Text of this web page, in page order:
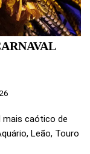
mais caótico de
Leão, Touro